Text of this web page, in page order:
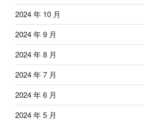
2024 年 10 月
2024 年 9 月
2024 年 8 月
2024 年 7 月
2024 年 6 月
2024 年 5 月